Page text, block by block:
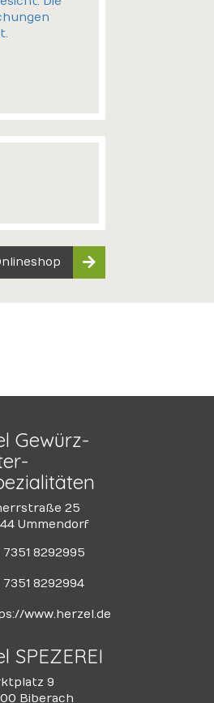
Gewürz-
25
Ummendorf
7351 8292995
7351 8292994
www.herzel.de
SPEZEREI
9
Biberach